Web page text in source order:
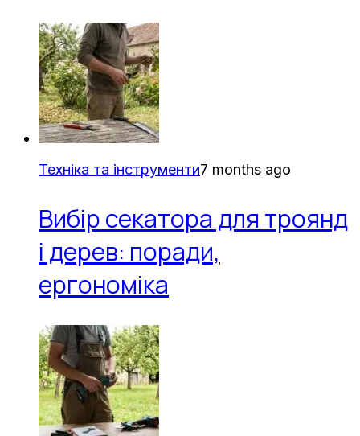
Техніка та інструменти7 months ago
Вибір секатора для троянд
і дерев: поради,
ергономіка